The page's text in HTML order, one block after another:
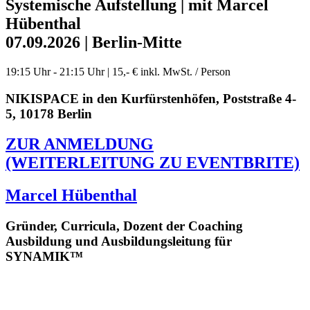
Systemische Aufstellung | mit Marcel
Hübenthal
07.09.2026 | Berlin-Mitte
19:15 Uhr - 21:15 Uhr | 15,- € inkl. MwSt. / Person
NIKISPACE in den Kurfürstenhöfen, Poststraße 4-
5, 10178 Berlin
ZUR ANMELDUNG
(WEITERLEITUNG ZU EVENTBRITE)
Marcel Hübenthal
Gründer, Curricula, Dozent der Coaching
Ausbildung und Ausbildungsleitung für
SYNAMIK™